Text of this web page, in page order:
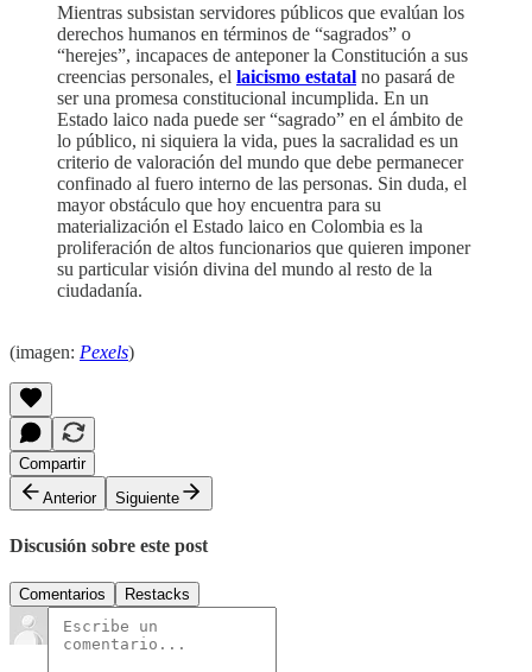
Mientras subsistan servidores públicos que evalúan los
derechos humanos en términos de “sagrados” o
“herejes”, incapaces de anteponer la Constitución a sus
creencias personales, el laicismo estatal no pasará de
ser una promesa constitucional incumplida. En un
Estado laico nada puede ser “sagrado” en el ámbito de
lo público, ni siquiera la vida, pues la sacralidad es un
criterio de valoración del mundo que debe permanecer
confinado al fuero interno de las personas. Sin duda, el
mayor obstáculo que hoy encuentra para su
materialización el Estado laico en Colombia es la
proliferación de altos funcionarios que quieren imponer
su particular visión divina del mundo al resto de la
ciudadanía.
(imagen: Pexels)
Compartir
Anterior
Siguiente
Discusión sobre este post
Comentarios Restacks